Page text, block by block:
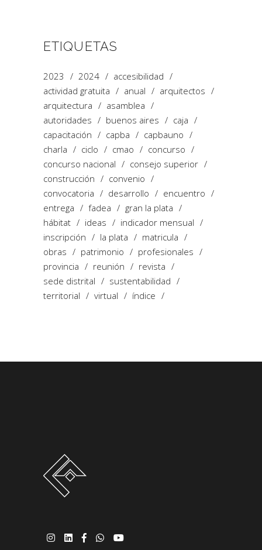
ETIQUETAS
2023 2024
accesibilidad
actividad gratuita
anual
arquitectos
arquitectura
asamblea
autoridades
buenos aires
caja
capacitación
capba
capbauno
charla
ciclo cmao
concurso
concurso nacional
consejo superior
construcción
convenio
convocatoria
desarrollo
encuentro
entrega
fadea
gran la plata
hábitat
ideas
indicador mensual
inscripción
la plata
matricula
obras
patrimonio
profesionales
provincia
reunión
revista
sede distrital
sustentabilidad
territorial
virtual índice